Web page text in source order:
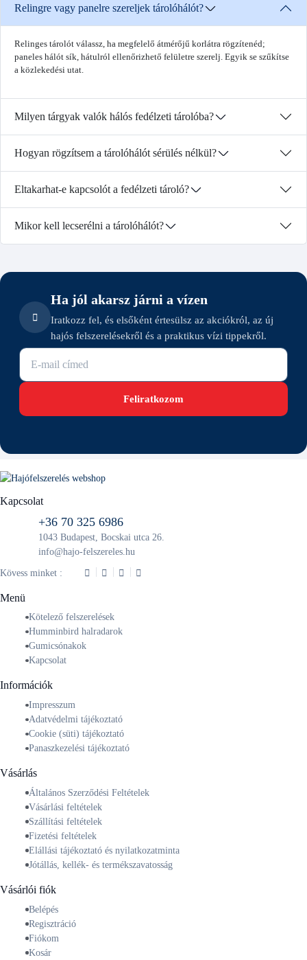
Relingre vagy panelre szereljek tárolóhálót?
Relinges tárolót válassz, ha megfelelő átmérőjű korlátra rögzítenéd;
paneles hálót sík, hátulról ellenőrizhető felületre szerelj. Egyik se szűkítse
a közlekedési utat.
Milyen tárgyak valók hálós fedélzeti tárolóba?
Hogyan rögzítsem a tárolóhálót sérülés nélkül?
Eltakarhat-e kapcsolót a fedélzeti tároló?
Mikor kell lecserélni a tárolóhálót?
Ha jól akarsz járni a vízen
Iratkozz fel, és elsőként értesülsz az akciókról, az új
hajós felszerelésekről és a praktikus vízi tippekről.
E-mail cím
Feliratkozom
Kapcsolat
+36 70 325 6986
1043 Budapest, Bocskai utca 26.
info@hajo-felszereles.hu
Kövess minket :
Menü
Kötelező felszerelések
Humminbird halradarok
Gumicsónakok
Kapcsolat
Információk
Impresszum
Adatvédelmi tájékoztató
Cookie (süti) tájékoztató
Panaszkezelési tájékoztató
Vásárlás
Általános Szerződési Feltételek
Vásárlási feltételek
Szállítási feltételek
Fizetési feltételek
Elállási tájékoztató és nyilatkozatminta
Jótállás, kellék- és termékszavatosság
Vásárlói fiók
Belépés
Regisztráció
Fiókom
Kosár